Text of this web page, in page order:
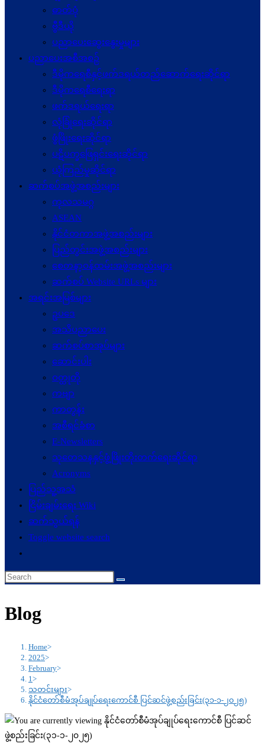
ဓာတ်ပုံ
ဗွီဒီယို
ပညာပေးဆွေးနွေးမှုများ
ပညာပေးအစီအစဉ်
ဒီမိုကရေစီနှင့်ဖက်ဒရယ်တည်ဆောက်ရေးဆိုင်ရာ
ဒီမိုကရေစီရေးရာ
ဖက်ဒရယ်ရေးရာ
လုံခြုံရေးဆိုင်ရာ
ဖွံဖြိုးရေးဆိုင်ရာ
ပဋိပက္ခ‌ဖြေရှင်းရေးဆိုင်ရာ
ယုံကြည်မှုဆိုင်ရာ
ဆက်စပ်အဖွဲ့အစည်းများ
ကုလသမဂ္ဂ
ASEAN
နိုင်ငံတကာအဖွဲ့အစည်းများ
ပြည်တွင်းအဖွဲ့အစည်းများ
စေတနာ့ဝန်ထမ်းအဖွဲ့အစည်းများ
ဆက်စပ် Website URLs များ
အရင်းအမြစ်များ
ဥပဒေ
အသိပညာပေး
ဆက်စပ်စာအုပ်များ
ဆောင်းပါး
ဝတ္ထုတို
ကဗျာ
ကာတွန်း
အစီရင်ခံစာ
E-Newsletters
သုတေသနနှင့်ဖွံ့ဖြိုးတိုးတက်ရေးဆိုင်ရာ
Acronyms
ပြည်သူ့အသံ
ငြိမ်းချမ်းရေး Wiki
ဆက်သွယ်ရန်
Toggle website search
Blog
Home>
2025>
February>
1>
သတင်းများ>
နိုင်ငံတော်စီမံအုပ်ချုပ်ရေးကောင်စီ ပြင်ဆင်ဖွဲ့စည်းခြင်း(၃၁-၁-၂၀၂၅)